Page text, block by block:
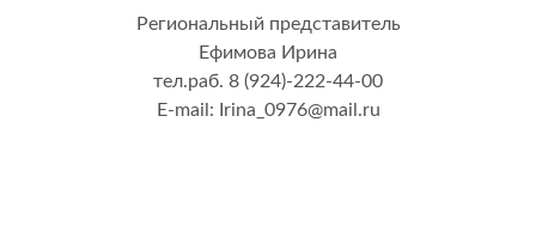
Региональный представитель
Ефимова Ирина
тел.раб. 8 (924)-222-44-00
E-mail: Irina_0976@mail.ru